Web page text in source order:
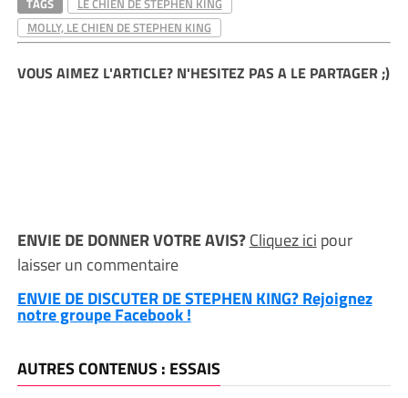
TAGS
LE CHIEN DE STEPHEN KING
MOLLY, LE CHIEN DE STEPHEN KING
VOUS AIMEZ L'ARTICLE? N'HESITEZ PAS A LE PARTAGER ;)
ENVIE DE DONNER VOTRE AVIS?Cliquez ici pour
laisser un commentaire
ENVIE DE DISCUTER DE STEPHEN KING? Rejoignez
notre groupe Facebook !
AUTRES CONTENUS : ESSAIS